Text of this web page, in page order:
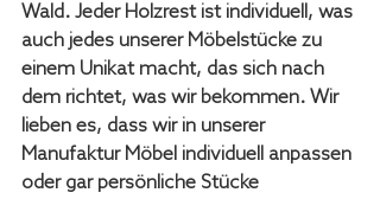
Wald. Jeder Holzrest ist individuell, was
auch jedes unserer Möbelstücke zu
einem Unikat macht, das sich nach
dem richtet, was wir bekommen. Wir
lieben es, dass wir in unserer
Manufaktur Möbel individuell anpassen
oder gar persönliche Stücke